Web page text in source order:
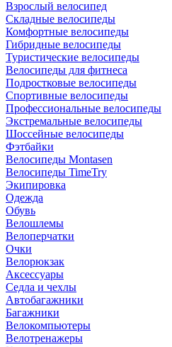
Взрослый велосипед
Складные велосипеды
Комфортные велосипеды
Гибридные велосипеды
Туристические велосипеды
Велосипеды для фитнеса
Подростковые велосипеды
Спортивные велосипеды
Профессиональные велосипеды
Экстремальные велосипеды
Шоссейные велосипеды
Фэтбайки
Велосипеды Montasen
Велосипеды TimeTry
Экипировка
Одежда
Обувь
Велошлемы
Велоперчатки
Очки
Велорюкзак
Аксессуары
Седла и чехлы
Автобагажники
Багажники
Велокомпьютеры
Велотренажеры